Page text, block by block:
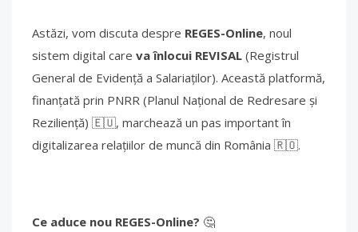
Astăzi, vom discuta despre REGES-Online, noul
sistem digital care va înlocui REVISAL (Registrul
General de Evidență a Salariaților). Această platformă,
finanțată prin PNRR (Planul Național de Redresare și
Reziliență) 🇪🇺, marchează un pas important în
digitalizarea relațiilor de muncă din România 🇷🇴.
Ce aduce nou REGES-Online? 🤔